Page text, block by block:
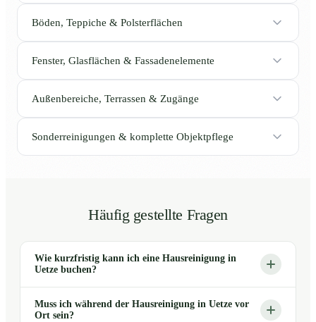
Böden, Teppiche & Polsterflächen
Fenster, Glasflächen & Fassadenelemente
Außenbereiche, Terrassen & Zugänge
Sonderreinigungen & komplette Objektpflege
Häufig gestellte Fragen
Wie kurzfristig kann ich eine Hausreinigung in
Uetze buchen?
Muss ich während der Hausreinigung in Uetze vor
Ort sein?